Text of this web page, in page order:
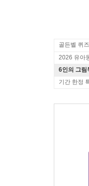
골든벨 퀴
2026 유아
6인의 그림
기간 한정